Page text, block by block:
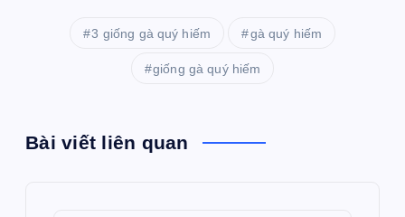
3 giống gà quý hiếm gà quý hiếm
giống gà quý hiếm
Bài viết liên quan